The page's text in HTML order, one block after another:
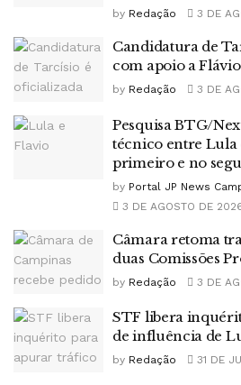
by Redação 3 DE
Candidatura de
com apoio a Flávio
by Redação 3 DE
Pesquisa BTG/
técnico entre Lula
primeiro e no
by Portal JP News
3 DE AGOSTO DE
Câmara retoma
duas Comissões
by Redação 3 DE
STF libera
de influência de
by Redação 31 DE